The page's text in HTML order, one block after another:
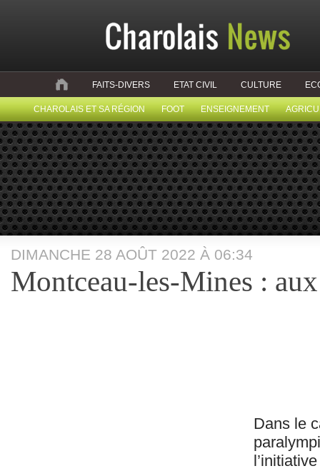
FAITS-DIVERS ETAT CIVIL CULTURE
CHAROLAIS ET SA RÉGION FOOT ENSEIGNEMENT
DIMANCHE 28 AOÛT 2022 À 06:34
Montceau-les-Mines :
Dans le